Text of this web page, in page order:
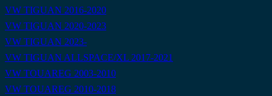
VW TIGUAN 2016-2020
VW TIGUAN 2020-2023
VW TIGUAN 2023-
VW TIGUAN ALLSPACE/XL 2017-2021
VW TOUAREG 2003-2010
VW TOUAREG 2010-2018